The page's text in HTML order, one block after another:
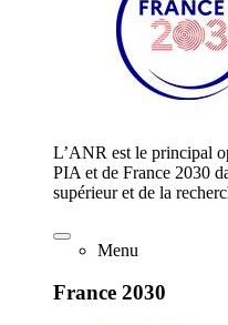
L’ANR est le principal
PIA et de France 2030
supérieur et de la
Menu
France 2030